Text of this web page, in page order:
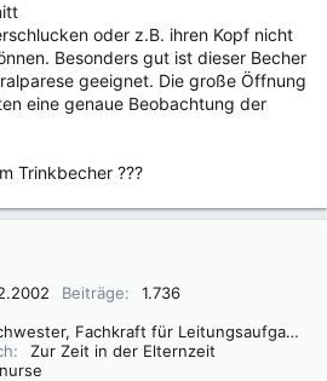
oder z.B. ihren Kopf nicht
Besonders gut ist dieser Becher
geeignet. Die große Öffnung
eine genaue Beobachtung der
Trinkbecher ???
Beiträge
1.736
Krankenschwester, Fachkraft für Leitungsaufgaben in der Pflege (FLP)
Zur Zeit in der Elternzeit